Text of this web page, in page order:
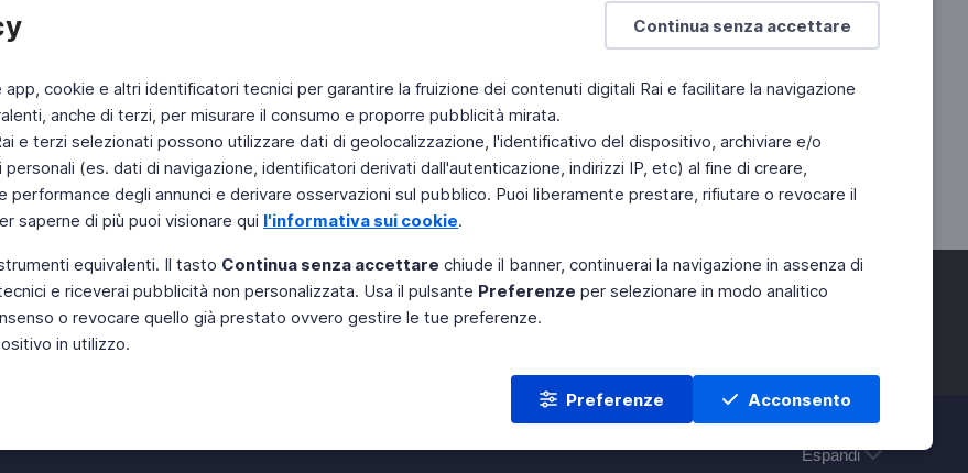
Continua senza accettare
cookie e altri identificatori tecnici per garantire la fruizione dei contenuti digitali Rai e facilitare la navigazione
anche di terzi, per misurare il consumo e proporre pubblicità mirata.
e terzi selezionati possono utilizzare dati di geolocalizzazione, l'identificativo del dispositivo, archiviare e/o
(es. dati di navigazione, identificatori derivati dall'autenticazione, indirizzi IP, etc) al fine di creare,
performance degli annunci e derivare osservazioni sul pubblico. Puoi liberamente prestare, rifiutare o revocare il
saperne di più puoi visionare qui l'informativa sui cookie.
equivalenti. Il tasto Continua senza accettare chiude il banner, continuerai la navigazione in assenza di
e riceverai pubblicità non personalizzata. Usa il pulsante Preferenze per selezionare in modo analitico
o revocare quello già prestato ovvero gestire le tue preferenze.
in utilizzo.
Preferenze Acconsento
Instagram